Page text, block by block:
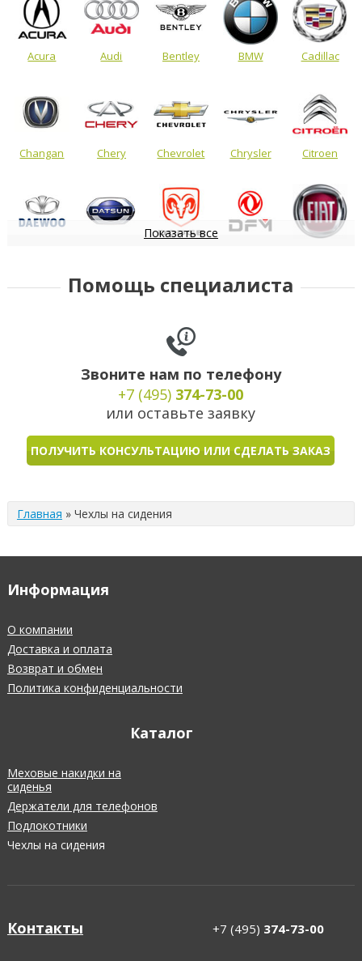
Acura Audi Bentley BMW Cadillac
Changan Chery Chevrolet Chrysler Citroen
Показать все
Помощь специалиста
Звоните нам по телефону
+7 (495) 374-73-00
или оставьте заявку
ПОЛУЧИТЬ КОНСУЛЬТАЦИЮ ИЛИ СДЕЛАТЬ ЗАКАЗ
Главная » Чехлы на сидения
Информация
О компании
Доставка и оплата
Возврат и обмен
Политика конфиденциальности
Каталог
Меховые накидки на
сиденья
Держатели для телефонов
Подлокотники
Чехлы на сидения
Контакты +7 (495) 374-73-00